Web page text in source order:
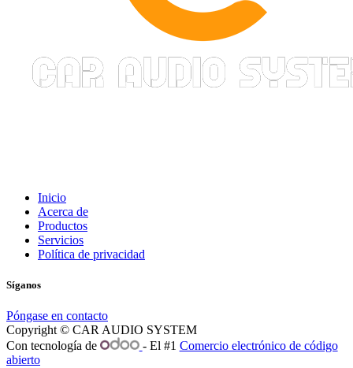
Inicio
Acerca de
Productos
Servicios
Política de privacidad
Síganos
Póngase en contacto
Copyright © CAR AUDIO SYSTEM
Con tecnología de
- El #1 Comercio electrónico de código
abierto